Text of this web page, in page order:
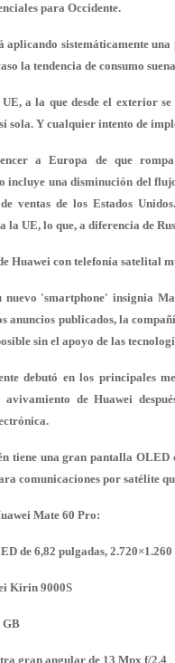
para Occidente.
aplicando sistemáticamente
la tendencia de consumo
a la que desde el exterior
sola. Y cualquier intento de
a Europa de que
incluye una disminución del
ventas de los Estados
la UE, lo que, a diferencia de
Huawei con telefonía satelital
nuevo 'smartphone' insignia
anuncios publicados, la
sin el apoyo de las
debutó en los principales
de Huawei
tiene una gran pantalla OLED
comunicaciones por satélite
Mate 60 Pro:
de 6,82 pulgadas, 2.720×1.260
Kirin 9000S
GB
gran angular de 13 Mpx f/2.4